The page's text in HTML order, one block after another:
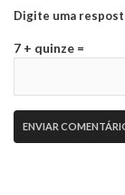
Digite uma
7 + quinze =